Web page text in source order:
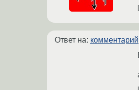
Ответ на: комментарий